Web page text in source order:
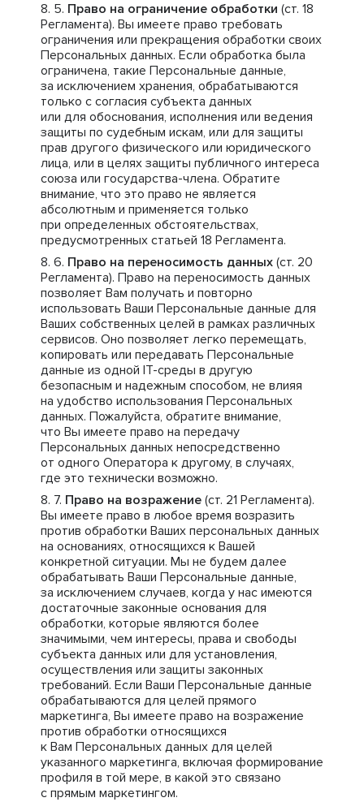
Право на ограничение обработки (ст. 18
Регламента). Вы имеете право требовать
ограничения или прекращения обработки своих
Персональных данных. Если обработка была
ограничена, такие Персональные данные,
за исключением хранения, обрабатываются
только с согласия субъекта данных
или для обоснования, исполнения или ведения
защиты по судебным искам, или для защиты
прав другого физического или юридического
лица, или в целях защиты публичного интереса
союза или государства-члена. Обратите
внимание, что это право не является
абсолютным и применяется только
при определенных обстоятельствах,
предусмотренных статьей 18 Регламента.
Право на переносимость данных (ст. 20
Регламента). Право на переносимость данных
позволяет Вам получать и повторно
использовать Ваши Персональные данные для
Ваших собственных целей в рамках различных
сервисов. Оно позволяет легко перемещать,
копировать или передавать Персональные
данные из одной IT-среды в другую
безопасным и надежным способом, не влияя
на удобство использования Персональных
данных. Пожалуйста, обратите внимание,
что Вы имеете право на передачу
Персональных данных непосредственно
от одного Оператора к другому, в случаях,
где это технически возможно.
Право на возражение (ст. 21 Регламента).
Вы имеете право в любое время возразить
против обработки Ваших персональных данных
на основаниях, относящихся к Вашей
конкретной ситуации. Мы не будем далее
обрабатывать Ваши Персональные данные,
за исключением случаев, когда у нас имеются
достаточные законные основания для
обработки, которые являются более
значимыми, чем интересы, права и свободы
субъекта данных или для установления,
осуществления или защиты законных
требований. Если Ваши Персональные данные
обрабатываются для целей прямого
маркетинга, Вы имеете право на возражение
против обработки относящихся
к Вам Персональных данных для целей
указанного маркетинга, включая формирование
профиля в той мере, в какой это связано
с прямым маркетингом.